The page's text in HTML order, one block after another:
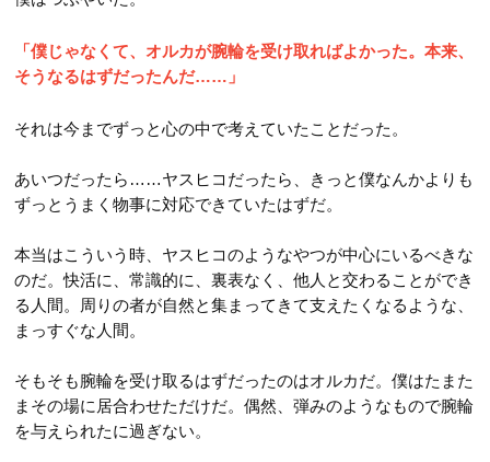
「僕じゃなくて、オルカが腕輪を受け取ればよかった。本来、
そうなるはずだったんだ……」
それは今までずっと心の中で考えていたことだった。
あいつだったら……ヤスヒコだったら、きっと僕なんかよりも
ずっとうまく物事に対応できていたはずだ。
本当はこういう時、ヤスヒコのようなやつが中心にいるべきな
のだ。快活に、常識的に、裏表なく、他人と交わることができ
る人間。周りの者が自然と集まってきて支えたくなるような、
まっすぐな人間。
そもそも腕輪を受け取るはずだったのはオルカだ。僕はたまた
まその場に居合わせただけだ。偶然、弾みのようなもので腕輪
を与えられたに過ぎない。